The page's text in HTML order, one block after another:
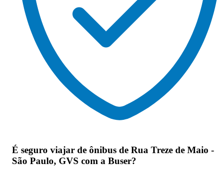
É seguro viajar de ônibus de Rua Treze de Maio -
São Paulo, GVS com a Buser?